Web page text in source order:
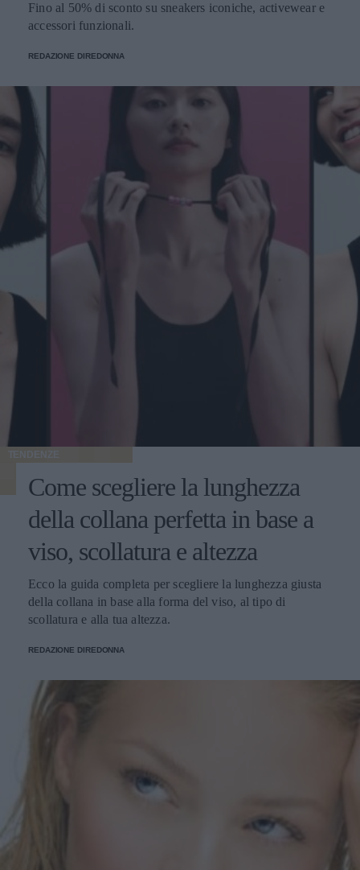
Fino al 50% di sconto su sneakers iconiche, activewear e
accessori funzionali.
REDAZIONE DIREDONNA
TENDENZE
Come scegliere la lunghezza
della collana perfetta in base a
viso, scollatura e altezza
Ecco la guida completa per scegliere la lunghezza giusta
della collana in base alla forma del viso, al tipo di
scollatura e alla tua altezza.
REDAZIONE DIREDONNA